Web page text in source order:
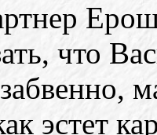
что
эстет